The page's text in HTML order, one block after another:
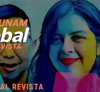
REVISTA